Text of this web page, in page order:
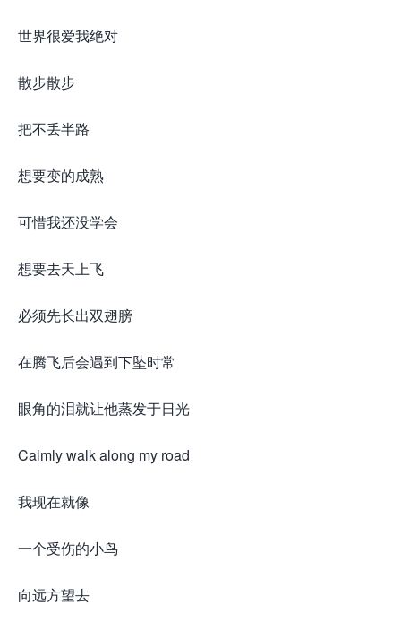
世界很爱我绝对
散步散步
把不丢半路
想要变的成熟
可惜我还没学会
想要去天上飞
必须先长出双翅膀
在腾飞后会遇到下坠时常
眼角的泪就让他蒸发于日光
Calmly walk along my road
我现在就像
一个受伤的小鸟
向远方望去